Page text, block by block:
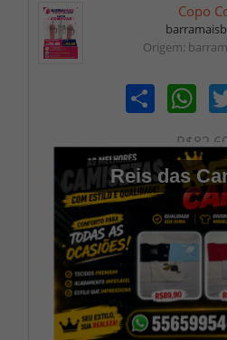
Copo
Origem:
Share
Reis das